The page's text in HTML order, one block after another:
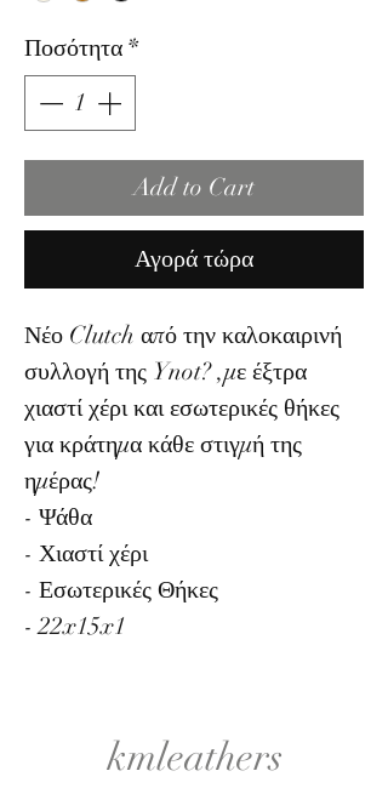
Ποσότητα *
Add to Cart
Αγορά τώρα
Νέο Clutch από την καλοκαιρινή
συλλογή της Ynot? ,με έξτρα
χιαστί χέρι και εσωτερικές θήκες
για κράτημα κάθε στιγμή της
ημέρας!
- Ψάθα
- Χιαστί χέρι
- Εσωτερικές Θήκες
- 22x15x1
kmleathers